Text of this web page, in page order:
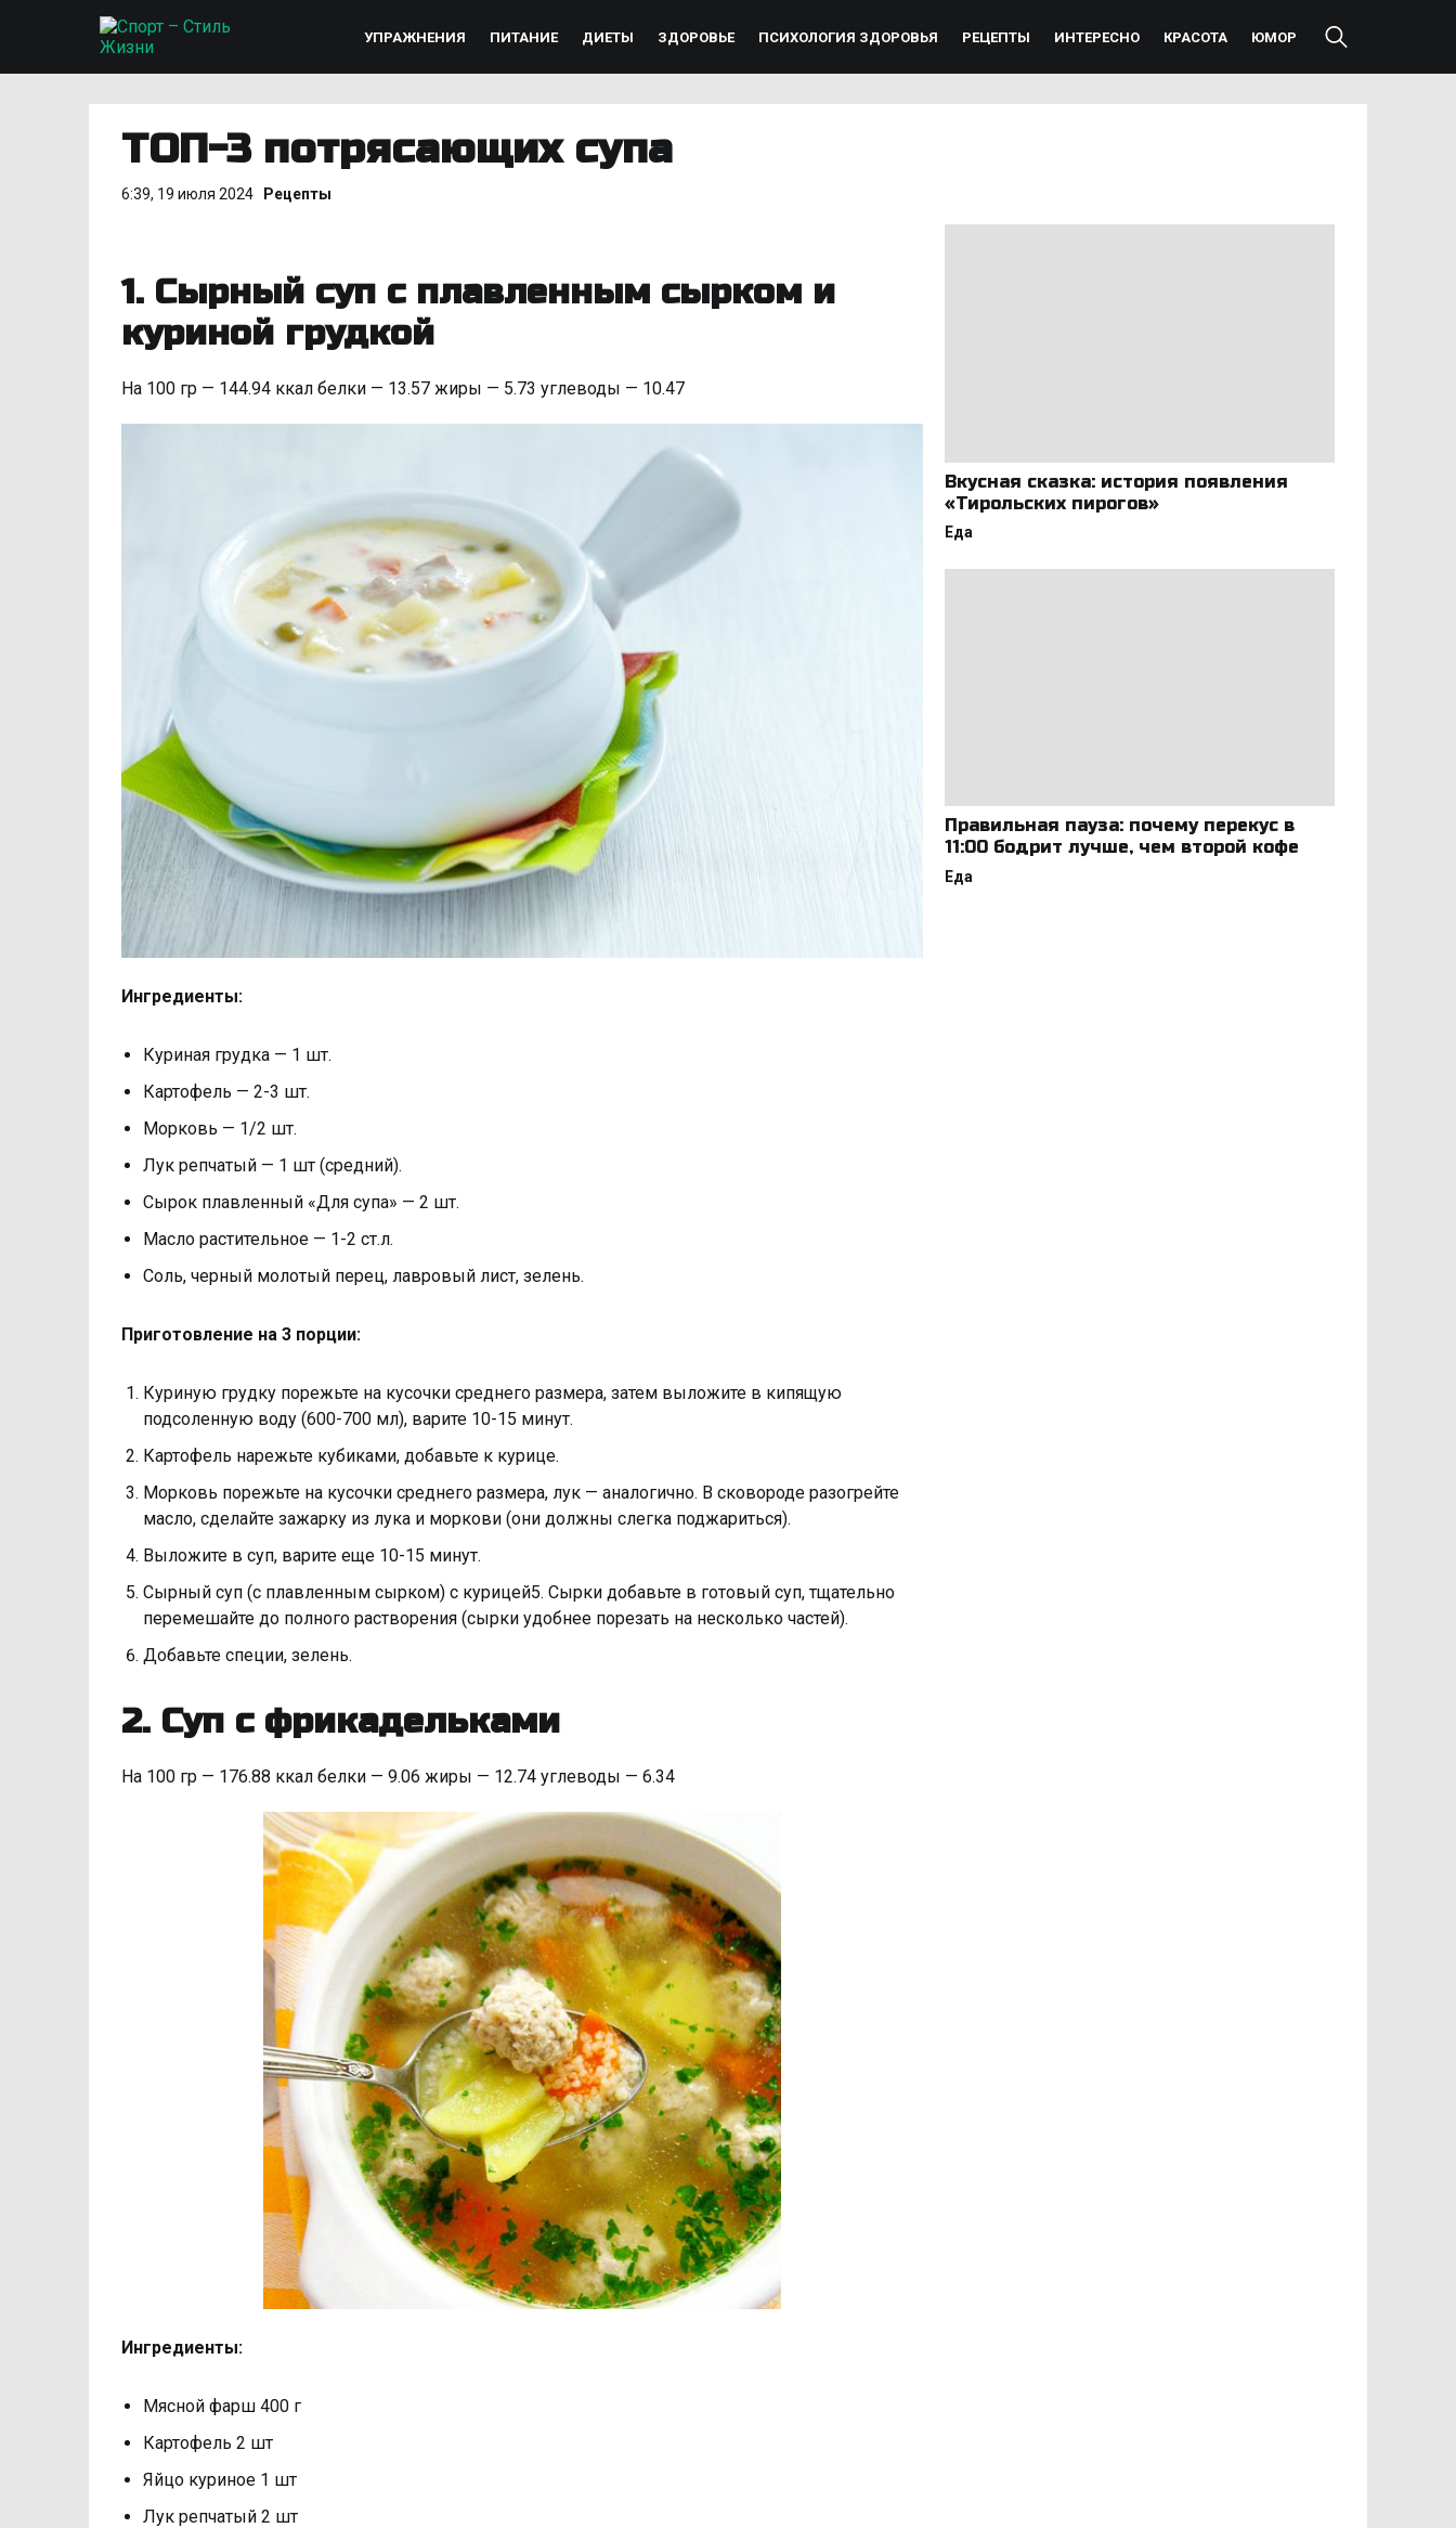
УПРАЖНЕНИЯ ПИТАНИЕ ДИЕТЫ ЗДОРОВЬЕ ПСИХОЛОГИЯ ЗДОРОВЬЯ РЕЦЕПТЫ ИНТЕРЕСНО КРАСОТА ЮМОР
ТОП-3 потрясающих супа
6:39, 19 июля 2024 Рецепты
1. Сырный суп с плавленным сырком и
куриной грудкой
На 100 гр — 144.94 ккал белки — 13.57 жиры — 5.73 углеводы — 10.47
Ингредиенты:
Куриная грудка — 1 шт.
Картофель — 2-3 шт.
Морковь — 1/2 шт.
Лук репчатый — 1 шт (средний).
Сырок плавленный «Для супа» — 2 шт.
Масло растительное — 1-2 ст.л.
Соль, черный молотый перец, лавровый лист, зелень.
Приготовление на 3 порции:
Куриную грудку порежьте на кусочки среднего размера, затем выложите в кипящую
подсоленную воду (600-700 мл), варите 10-15 минут.
Картофель нарежьте кубиками, добавьте к курице.
Морковь порежьте на кусочки среднего размера, лук — аналогично. В сковороде разогрейте
масло, сделайте зажарку из лука и моркови (они должны слегка поджариться).
Выложите в суп, варите еще 10-15 минут.
Сырный суп (с плавленным сырком) с курицей5. Сырки добавьте в готовый суп, тщательно
перемешайте до полного растворения (сырки удобнее порезать на несколько частей).
Добавьте специи, зелень.
2. Суп с фрикадельками
На 100 гр — 176.88 ккал белки — 9.06 жиры — 12.74 углеводы — 6.34
Ингредиенты:
Мясной фарш 400 г
Картофель 2 шт
Яйцо куриное 1 шт
Лук репчатый 2 шт
Вкусная сказка: история появления
«Тирольских пирогов»
Еда
Правильная пауза: почему перекус в
11:00 бодрит лучше, чем второй кофе
Еда